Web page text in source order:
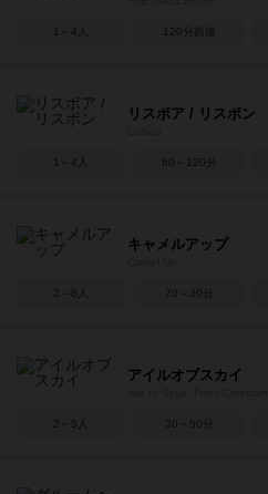
1～4人 120分前後
リスボア / リスボン
1～4人 60～120分
キャメルアップ
2～8人 20～30分
アイルオブスカイ
2～5人 30～50分